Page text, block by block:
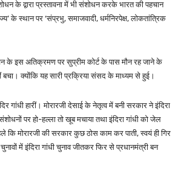
के द्वारा प्रस्तावना में भी संशोधन करके भारत की पहचान
के स्थान पर ‘संप्रभु, समाजवादी, धर्मनिरपेक्ष, लोकतांत्रिक
के इस अतिक्रमण पर सुप्रीम कोर्ट के पास मौन रह जाने के
बचा। क्योंकि यह सारी प्रक्रिया संसद के माध्यम से हुई।
गांधी हारीं। मोरारजी देसाई के नेतृत्व में बनी सरकार ने इंदिरा
संशोधनों पर हो-हल्ला तो खूब मचाया तथा इंदिरा गांधी को जेल
मोरारजी की सरकार कुछ ठोस काम कर पाती, स्वयं ही गिर
में इंदिरा गांधी चुनाव जीतकर फिर से प्रधानमंत्री बन